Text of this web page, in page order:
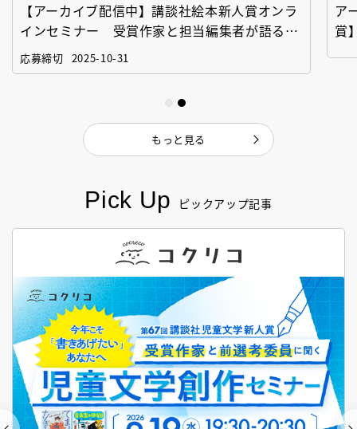
Pick Up ピックアップ記事
【アーカイブ配信中】講談社絵本新人賞オンラ
インセミナー 受賞作家と担当編集者が語る
「絵本創作実践講座」
応募締切 2025-10-31
ア
賞
もっと見る